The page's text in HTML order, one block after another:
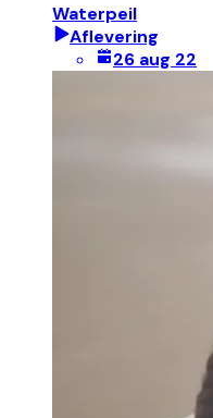
Waterpeil
Aflevering
26 aug 22